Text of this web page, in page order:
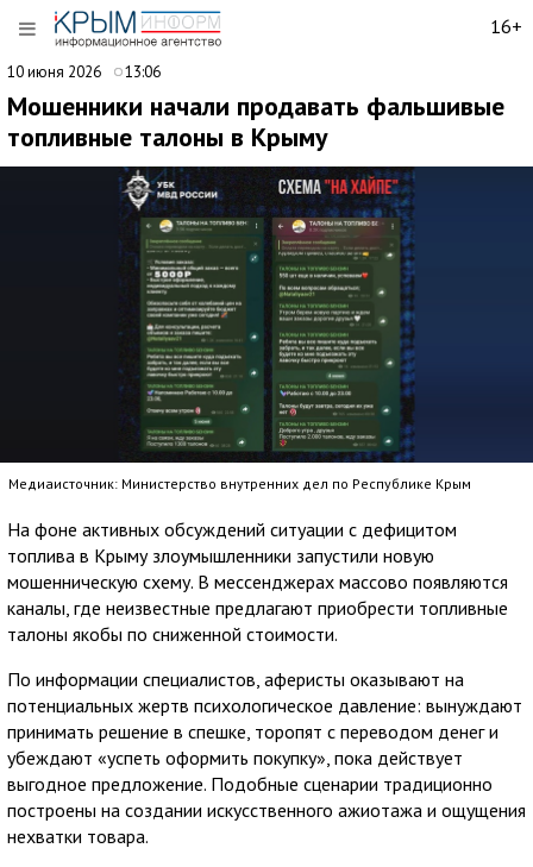
16+
10 июня 2026 13:06
Мошенники начали продавать фальшивые
топливные талоны в Крыму
Медиаисточник: Министерство внутренних дел по Республике Крым
На фоне активных обсуждений ситуации с дефицитом
топлива в Крыму злоумышленники запустили новую
мошенническую схему. В мессенджерах массово появляются
каналы, где неизвестные предлагают приобрести топливные
талоны якобы по сниженной стоимости.
По информации специалистов, аферисты оказывают на
потенциальных жертв психологическое давление: вынуждают
принимать решение в спешке, торопят с переводом денег и
убеждают «успеть оформить покупку», пока действует
выгодное предложение. Подобные сценарии традиционно
построены на создании искусственного ажиотажа и ощущения
нехватки товара.